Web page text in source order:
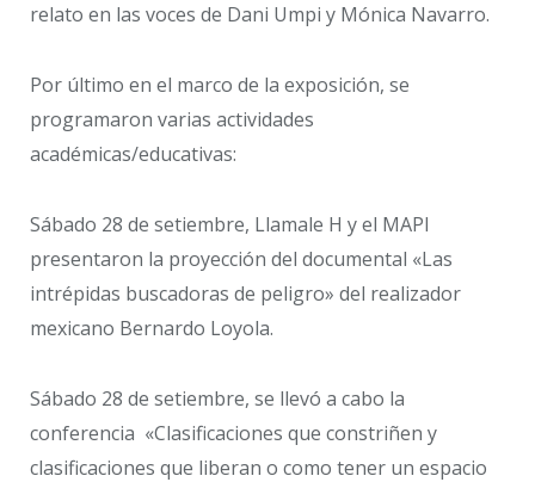
relato en las voces de Dani Umpi y Mónica Navarro.
Por último en el marco de la exposición, se
programaron varias actividades
académicas/educativas:
Sábado 28 de setiembre, Llamale H y el MAPI
presentaron la proyección del documental «Las
intrépidas buscadoras de peligro» del realizador
mexicano Bernardo Loyola.
Sábado 28 de setiembre, se llevó a cabo la
conferencia «Clasificaciones que constriñen y
clasificaciones que liberan o como tener un espacio